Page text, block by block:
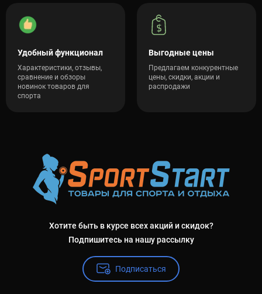
Удобный функционал
Характеристики, отзывы,
сравнение и обзоры
новинок товаров для
спорта
Выгодные цены
Предлагаем конкурентные
цены, скидки, акции и
распродажи
Хотите быть в курсе всех акций и скидок?
Подпишитесь на нашу рассылку
Подписаться